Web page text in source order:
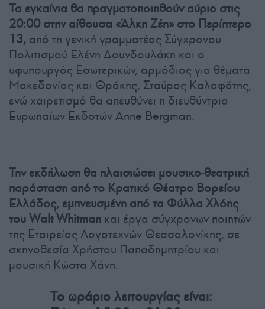
Τα εγκαίνια θα πραγματοποιηθούν αύριο στις
20:00 στην αίθουσα «Άλκη Ζέη» στο Περίπτερο
13, από τη γενική γραμματέας Σύγχρονου
Πολιτισμού Ελένη Δουνδουλάκη και ο
υφυπουργός Εσωτερικών, αρμόδιος για θέματα
Μακεδονίας και Θράκης, Σταύρος Καλαφάτης,
ενώ χαιρετισμό θα απευθύνει η διευθύντρια
Ευρωπαίων Εκδοτών Anne Bergman.
Την εκδήλωση θα πλαισιώσει μουσικο-θεατρική
παράσταση από το Κρατικό Θέατρο Βορείου
Ελλάδος, εμπνευσμένη από τα Φύλλα Χλόης
του Walt Whitman και έργα σύγχρονων ποιητών
της Εταιρείας Λογοτεχνών Θεσσαλονίκης, σε
σκηνοθεσία Χρήστου Παπαδημητρίου και
μουσική Κώστα Χάνη.
Το ωράριο λειτουργίας είναι: